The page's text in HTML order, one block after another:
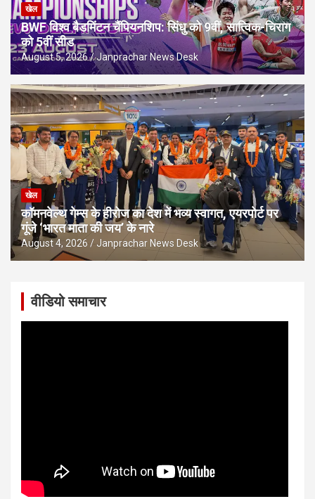
खेल
BWF विश्व बैडमिंटन चैंपियनशिप: सिंधु को 9वीं, सात्विक-चिराग
को 5वीं सीड
August 5, 2026 Janprachar News Desk
खेल
कॉमनवेल्थ गेम्स के हीरोज का देश में भव्य स्वागत, एयरपोर्ट पर
गूंजे ‘भारत माता की जय’ के नारे
August 4, 2026 Janprachar News Desk
वीडियो समाचार